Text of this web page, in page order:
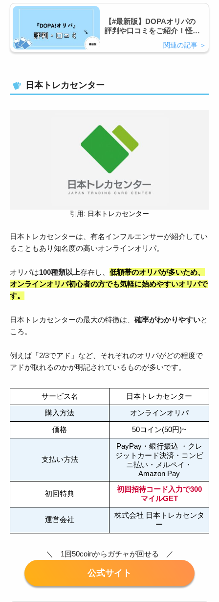
【#最新版】DOPAオリパの
評判や口コミをご紹介！怪し
いオリパ？実態とは？！
日本トレカセンター
引用: 日本トレカセンター
日本トレカセンターは、有名インフルエンサーが紹介してい
ることもあり知名度の高いオンラインオリパ。
オリパは100種類以上存在し、 低額帯のオリパが多いため、
オンラインオリパ初心者の方でも気軽に始めやすいオリパで
す。
日本トレカセンターの最大の特徴は、 確率がわかりやすいと
ころ。
例えば「2/3でアド」など、それぞれのオリパがどの程度で
アドが取れるのかが明記されているものが多いです。
サービス名 日本トレカセンター
購入方法 オンラインオリパ
価格 50コイン(50円)~
支払い方法
PayPay・銀行振込 ・クレ
ジットカード決済・コンビ
ニ払い・メルペイ・
Amazon Pay
初回特典
初回招待コード入力で300
マイルGET
運営会社
株式会社 日本トレカセンタ
ー
＼ 1回50coinからガチャが回せる ／